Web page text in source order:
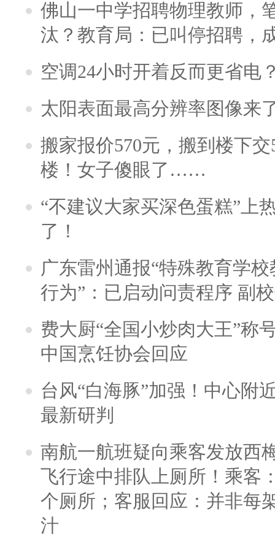
佛山一中学招聘物理教师，
汰？教育局：已叫停招聘，
空调24小时开着反而更省电
太阳表面最高分辨率图像来
搬家报价570元，搬到楼下
楼！女子傻眼了……
“不建议大家买深色蛋糕”上
了！
广东雷州通报“特殊教育学
行为”：已启动问责程序 副
费大厨“全国小炒肉大王”称
中国烹饪协会回应
台风“白海豚”加强！中心附
最新研判
南航一航班疑向乘客发放西
飞行途中排队上厕所！乘客
个厕所；客服回应：并非每
汁